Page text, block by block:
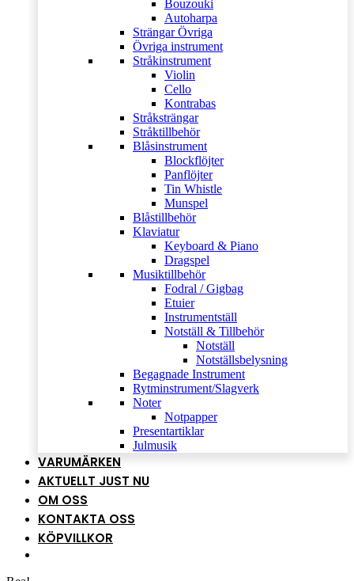
Bouzouki
Autoharpa
Strängar Övriga
Övriga instrument
Stråkinstrument
Violin
Cello
Kontrabas
Stråksträngar
Stråktillbehör
Blåsinstrument
Blockflöjter
Panflöjter
Tin Whistle
Munspel
Blåstillbehör
Klaviatur
Keyboard & Piano
Dragspel
Musiktillbehör
Fodral / Gigbag
Etuier
Instrumentställ
Notställ & Tillbehör
Notställ
Notställsbelysning
Begagnade Instrument
Rytminstrument/Slagverk
Noter
Notpapper
Presentartiklar
Julmusik
VARUMÄRKEN
AKTUELLT JUST NU
OM OSS
KONTAKTA OSS
KÖPVILLKOR